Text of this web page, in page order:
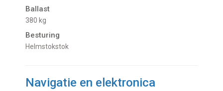
Ballast
380 kg
Besturing
Helmstokstok
Navigatie en elektronica